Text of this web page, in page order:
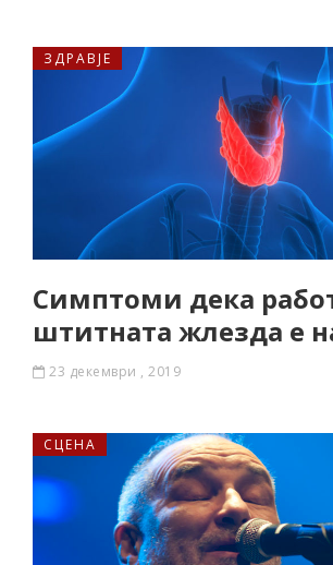
ЗДРАВЈЕ
Симптоми дека
штитната жлезда е
23 декември , 2019
СЦЕНА